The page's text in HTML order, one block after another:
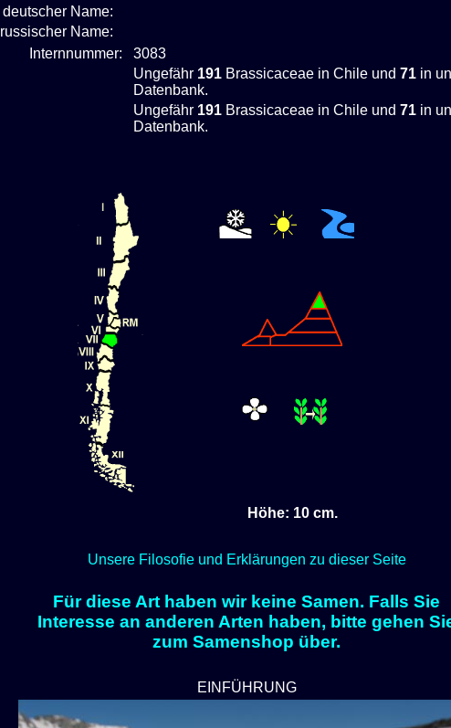
deutscher Name:
russischer Name:
Internnummer:
3083
Ungefähr 191 Brassicaceae in Chile und 71 in
Datenbank.
Ungefähr 191 Brassicaceae in Chile und 71 in
Datenbank.
Höhe: 10 cm.
Unsere Filosofie und Erklärungen zu dieser Seite
Für diese Art haben wir keine Samen. Falls Sie
Interesse an anderen Arten haben, bitte gehen
zum Samenshop über.
EINFÜHRUNG